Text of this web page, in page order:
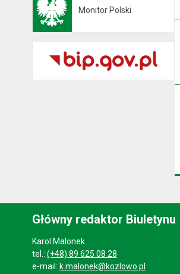
Monitor Polski
Główny redaktor Biuletynu
Karol Malonek
tel.: (+48) 89 625 08 28
e-mail: k.malonek@kozlowo.pl